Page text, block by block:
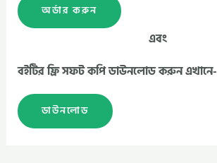
অর্ডার করুন
এবং
বইটির ফ্রি সফট কপি ডাউনলোড করুন এখানে-
ডাউনলোড